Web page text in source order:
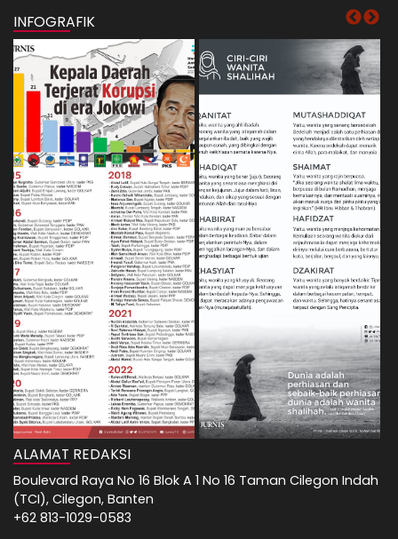
INFOGRAFIK
ALAMAT REDAKSI
Boulevard Raya No 16 Blok A 1 No 16 Taman Cilegon Indah
(TCI), Cilegon, Banten
+62 813-1029-0583